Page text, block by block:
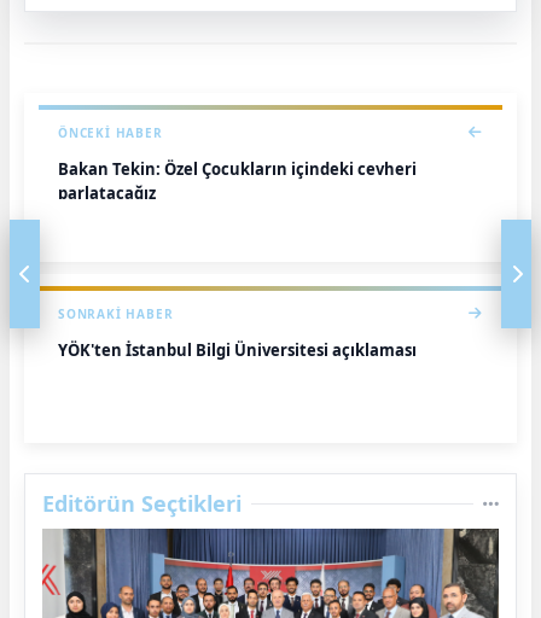
ÖNCEKI HABER
Bakan Tekin: Özel Çocukların içindeki cevheri
parlatacağız
SONRAKI HABER
YÖK'ten İstanbul Bilgi Üniversitesi açıklaması
Editörün Seçtikleri